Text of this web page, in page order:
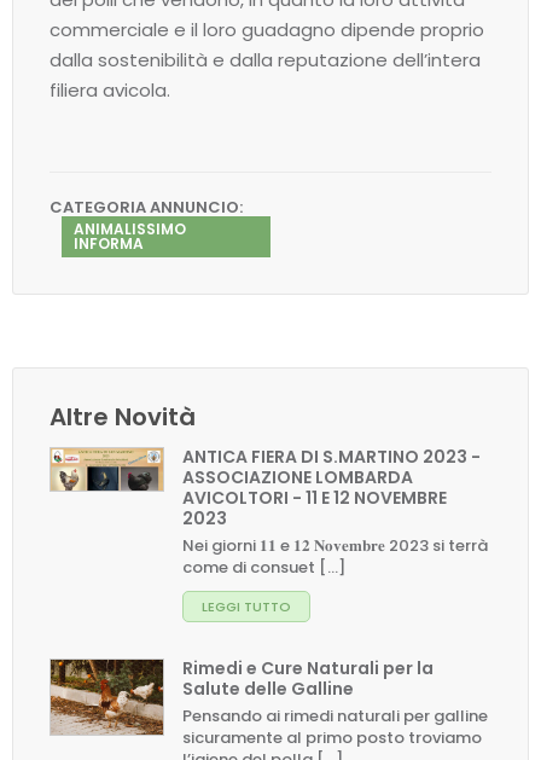
commerciale e il loro guadagno dipende proprio
dalla sostenibilità e dalla reputazione dell’intera
filiera avicola.
CATEGORIA ANNUNCIO:
ANIMALISSIMO
INFORMA
Altre Novità
ANTICA FIERA DI S.MARTINO 2023 -
ASSOCIAZIONE LOMBARDA
AVICOLTORI - 11 E 12 NOVEMBRE
2023
Nei giorni 𝟏𝟏 e 𝟏𝟐 𝐍𝐨𝐯𝐞𝐦𝐛𝐫𝐞 2023 si terrà
come di consuet [...]
LEGGI TUTTO
Rimedi e Cure Naturali per la
Salute delle Galline
Pensando ai rimedi naturali per galline
sicuramente al primo posto troviamo